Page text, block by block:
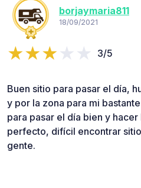
borjaymaria811
18/09/2021
3/5
Buen sitio para pasar el día,
y por la zona para mi
para pasar el día bien y
perfecto, difícil encontrar
gente.